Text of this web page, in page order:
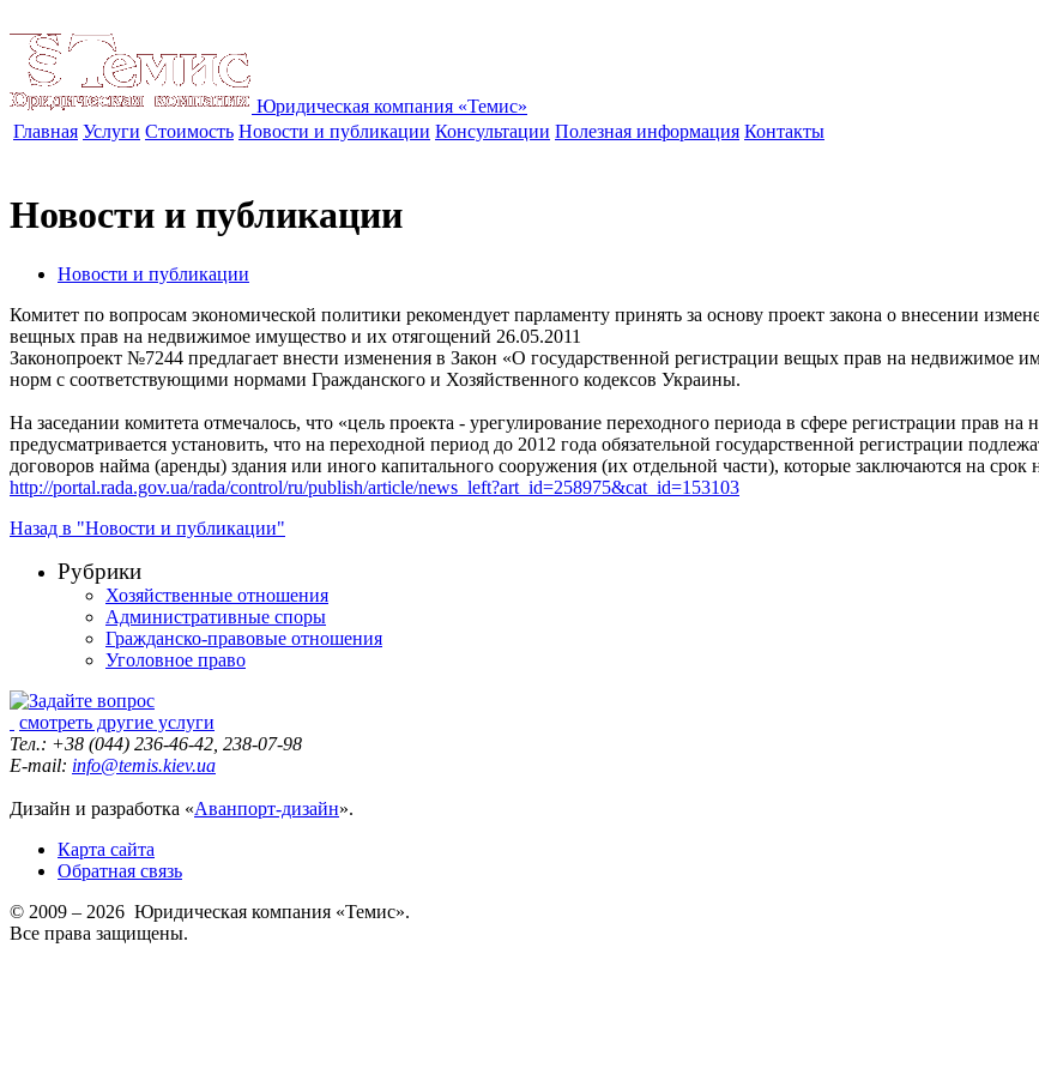
Юридическая компания «Темис»
Главная Услуги Стоимость Новости и публикации Консультации Полезная информация Контакты
Новости и публикации
Новости и публикации
Комитет по вопросам экономической политики рекомендует парламенту принять за основу проект закона о внесении
вещных прав на недвижимое имущество и их отягощений 26.05.2011
Законопроект №7244 предлагает внести изменения в Закон «О государственной регистрации вещых прав на недвижимое
норм с соответствующими нормами Гражданского и Хозяйственного кодексов Украины.
На заседании комитета отмечалось, что «цель проекта - урегулирование переходного периода в сфере регистрации прав
предусматривается установить, что на переходной период до 2012 года обязательной государственной регистрации
договоров найма (аренды) здания или иного капитального сооружения (их отдельной части), которые заключаются на срок
http://portal.rada.gov.ua/rada/control/ru/publish/article/news_left?art_id=258975&cat_id=153103
Назад в "Новости и публикации"
Рубрики
Хозяйственные отношения
Административные споры
Гражданско-правовые отношения
Уголовное право
смотреть другие услуги
Тел.: +38 (044) 236-46-42, 238-07-98
E-mail: info@temis.kiev.ua
Дизайн и разработка «Аванпорт-дизайн».
Карта сайта
Обратная связь
© 2009 – 2026 Юридическая компания «Темис».
Все права защищены.